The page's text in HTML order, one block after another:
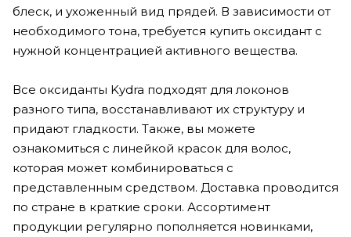
блеск, и ухоженный вид прядей. В зависимости от
необходимого тона, требуется купить оксидант с
нужной концентрацией активного вещества.
Все оксиданты Kydra подходят для локонов
разного типа, восстанавливают их структуру и
придают гладкости. Также, вы можете
ознакомиться с линейкой красок для волос,
которая может комбинироваться с
представленным средством. Доставка проводится
по стране в краткие сроки. Ассортимент
продукции регулярно пополняется новинками,